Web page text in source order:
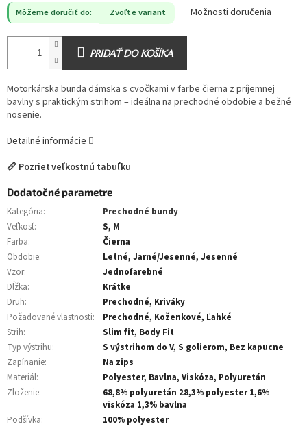
Môžeme doručiť do: Zvoľte variant Možnosti doručenia
PRIDAŤ DO KOŠÍKA
Motorkárska bunda dámska s cvočkami v farbe čierna z príjemnej
bavlny s praktickým strihom – ideálna na prechodné obdobie a bežné
nosenie.
Detailné informácie
📏 Pozrieť veľkostnú tabuľku
Dodatočné parametre
Kategória:
Prechodné bundy
Veľkosť:
S, M
Farba:
Čierna
Obdobie:
Letné, Jarné/Jesenné, Jesenné
Vzor:
Jednofarebné
Dĺžka:
Krátke
Druh:
Prechodné, Kriváky
Požadované vlastnosti:
Prechodné, Koženkové, Ľahké
Strih:
Slim fit, Body Fit
Typ výstrihu:
S výstrihom do V, S golierom, Bez kapucne
Zapínanie:
Na zips
Materiál:
Polyester, Bavlna, Viskóza, Polyuretán
Zloženie:
68,8% polyuretán 28,3% polyester 1,6%
viskóza 1,3% bavlna
Podšívka: 100% polyester